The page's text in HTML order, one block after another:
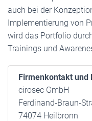
auch bei der
Implementierung von
wird das Portfolio
Trainings und
Firmenkontakt und
cirosec GmbH
Ferdinand-Braun-
74074 Heilbronn